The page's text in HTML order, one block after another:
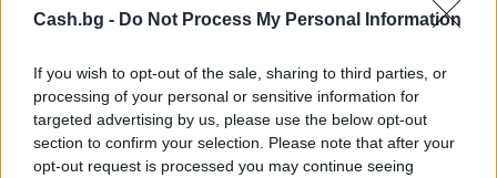
Cash.bg - Do Not Process My Personal Information
If you wish to opt-out of the sale, sharing to third parties, or
processing of your personal or sensitive information for
targeted advertising by us, please use the below opt-out
section to confirm your selection. Please note that after your
opt-out request is processed you may continue seeing
нараснал с 36,4% през юни
04.08.2026 / 16:00